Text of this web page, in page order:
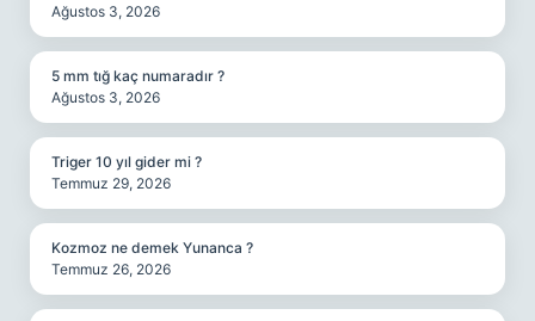
Ağustos 3, 2026
5 mm tığ kaç numaradır ?
Ağustos 3, 2026
Triger 10 yıl gider mi ?
Temmuz 29, 2026
Kozmoz ne demek Yunanca ?
Temmuz 26, 2026